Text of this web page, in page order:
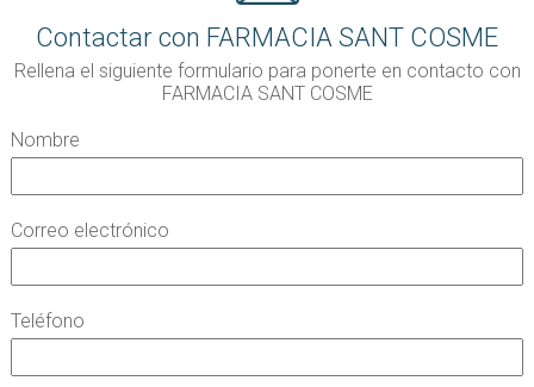
Contactar con FARMACIA SANT COSME
Rellena el siguiente formulario para ponerte en contacto con
FARMACIA SANT COSME
Nombre
Correo electrónico
Teléfono